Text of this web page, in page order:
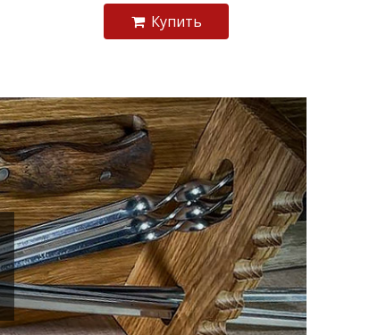
Купить